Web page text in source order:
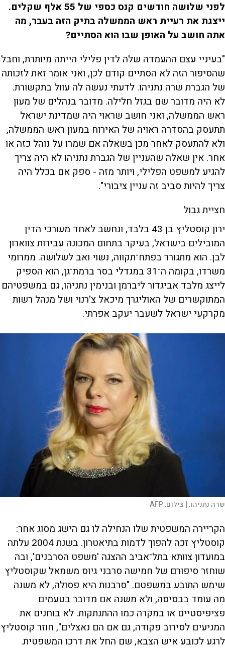
לפני שלושה חודשים קנס כספי של 55 אלף שקלים.
ייצגת את רעיית ראש הממשלה בתיק הזה בעבר, מה
אתה חושב על האופן שבו הוא הסתיים?
"בעיניי עצם ההעמדה שלה לדין פלילי הייתה מיותרת, וחבל
שהסיפור הזה לא הסתיים קודם לכן, ואני אומר זאת לזכותה
של הגברת שרה נתניהו. לדעתי נעשה לה עוול בתקשורת.
לא היה מדובר שם בגזל חלילה. מדובר בנהלים של מעון
ראש הממשלה, ואני חושב שראוי היה שמדינת ישראל
תתעסק בהסדרה ראויה של האירוח במעון ראש הממשלה,
ולא להתעסק לאחר מכן בשאלה אם שמרו על נוהל כזה או
אחר. אין שאלה שהעניין של הגברת נתניהו לא היה צריך
להגיע למשפט הפלילי, ויותר מזה - ספק אם בכלל היה
צריך להיות סביב זה עניין ציבורי".
חציית גבול
ירון קוסטליץ בן 43 בלבד, ונחשב לאחד מעורכי הדין
המובילים בישראל, בעיקר בתחום המכונה עבירות צווארון
לבן. הוא מתגורר בפתח־תקווה, נשוי ואב לשלושה. ממרומי
משרדו, בקומה ה־31 במגדלי בסר ברמת־גן, הוא הספיק
לייצג מלבד אביגדור ליברמן ובנימין נתניהו, גם במשפטיהם
המתוקשרים של האוליגרך מיכאל צ'רנוי ושל מנהל רשות
מקרקעי ישראל לשעבר יעקב אפרתי.
שרה נתניהו. | צילום:AFP
הקריירה המשפטית שלו הנחילה לו גם הישג מסוג אחר:
קוסטליץ זכה להפוך לדמות בתיאטרון. בשנת 2004 עלתה
במועדון צוותא בתל־אביב ההצגה 'משפט הסרבנים', ובה
שוחזר סיפורם של חמישה סרבני גיוס משמאל שקוסטליץ
שימש התובע במשפטם. "סרבנות היא פסולה, לא משנה
מה עומד בבסיסה, ולא משנה אם מדובר בטעמים
פציפיסטיים או במקרה כמו ההתנתקות. לא בוחנים את
המניעים לסירוב פקודה, גם אם הם נאצלים", חוזר קוסטליץ
לרגע לכובע איש הצבא, שם החל את דרכו המשפטית.